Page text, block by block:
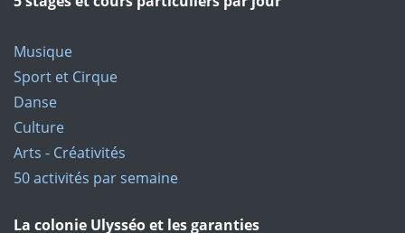
Musique
Sport et Cirque
Danse
Culture
Arts - Créativités
50 activités par semaine
La colonie Ulysséo et les garanties